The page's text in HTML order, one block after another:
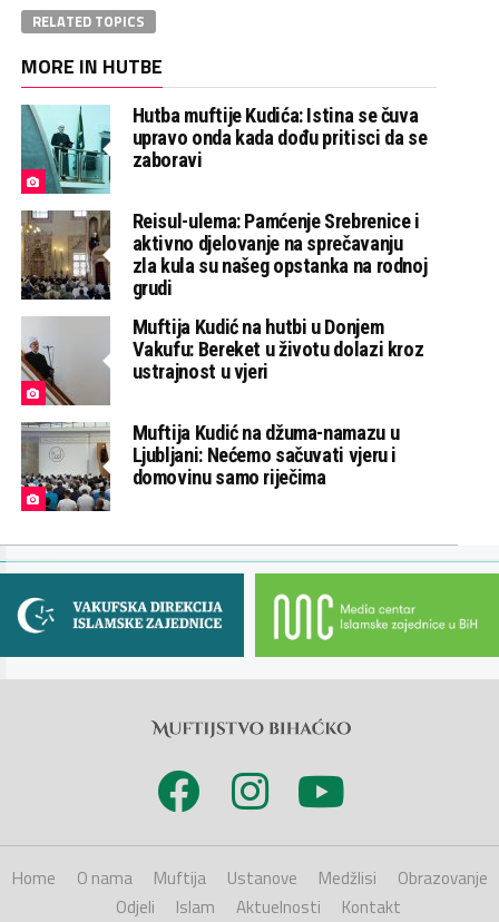
RELATED TOPICS
MORE IN HUTBE
Hutba muftije Kudića: Istina se čuva
upravo onda kada dođu pritisci da se
zaboravi
Reisul-ulema: Pamćenje Srebrenice i
aktivno djelovanje na sprečavanju
zla kula su našeg opstanka na rodnoj
grudi
Muftija Kudić na hutbi u Donjem
Vakufu: Bereket u životu dolazi kroz
ustrajnost u vjeri
Muftija Kudić na džuma-namazu u
Ljubljani: Nećemo sačuvati vjeru i
domovinu samo riječima
Home O nama Muftija Ustanove Medžlisi
Obrazovanje
Odjeli
Islam Aktuelnosti Kontakt